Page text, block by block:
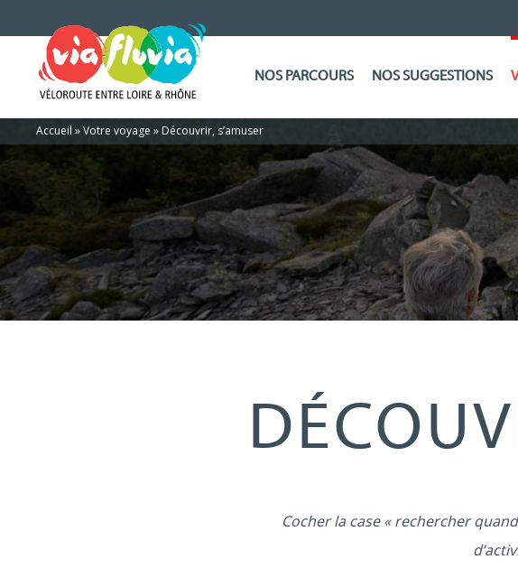
NOS PARCOURS NOS SUGGESTIONS
Accueil »Votre voyage » Découvrir, s’amuser
Cocher la case « rechercher